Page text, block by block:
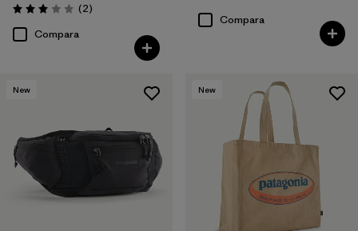
Valoración: 3.0 / 5
(2Comentarios
)
Compara
Compara
New New